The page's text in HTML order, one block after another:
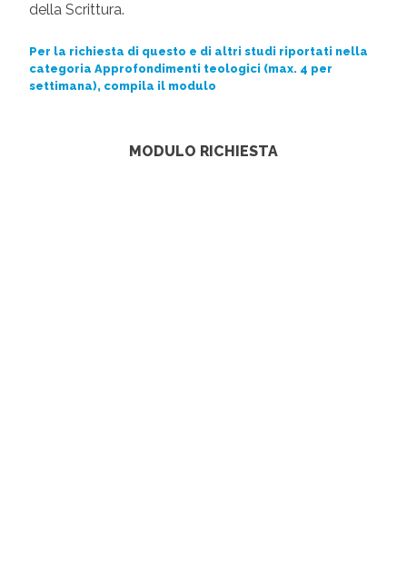
della Scrittura.
Per la richiesta di questo e di altri studi riportati nella
categoria Approfondimenti teologici (max. 4 per
settimana), compila il modulo
MODULO RICHIESTA